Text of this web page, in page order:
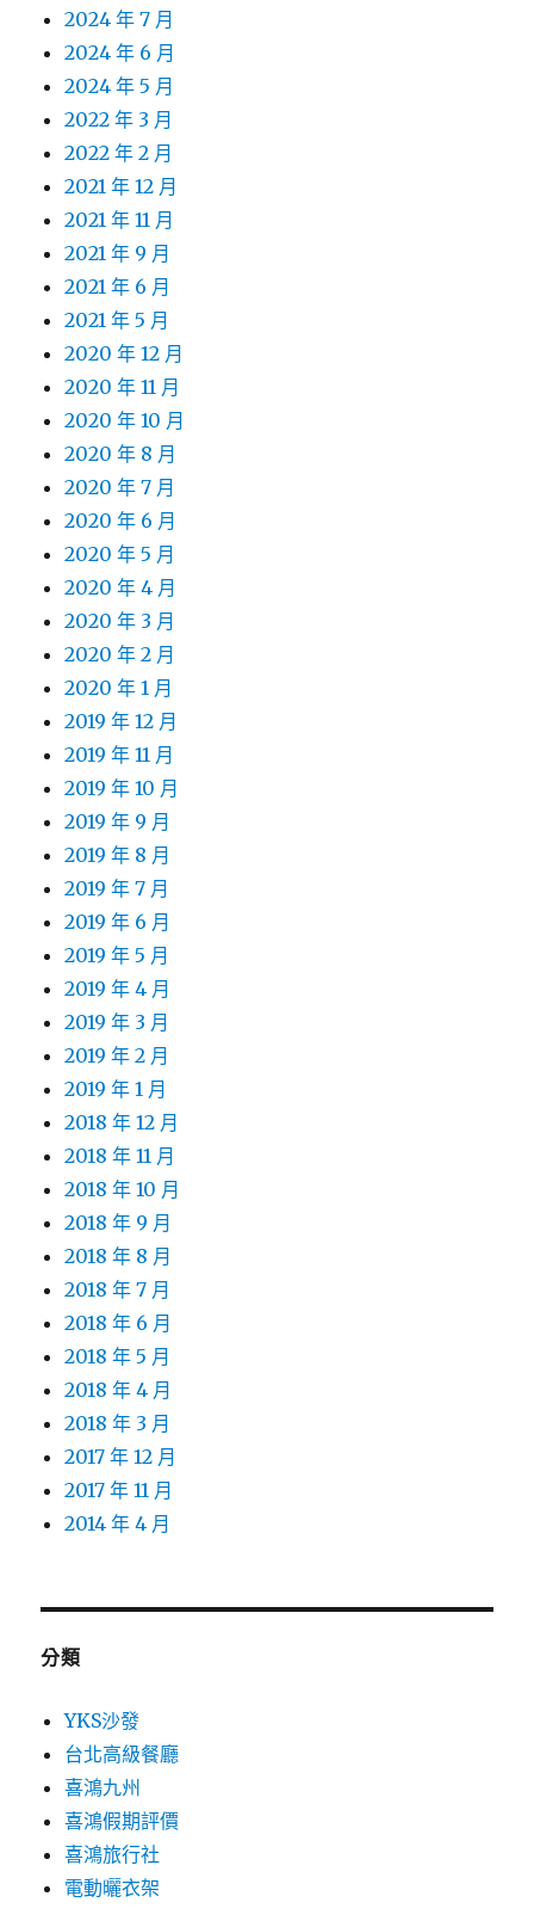
2024 年 7 月
2024 年 6 月
2024 年 5 月
2022 年 3 月
2022 年 2 月
2021 年 12 月
2021 年 11 月
2021 年 9 月
2021 年 6 月
2021 年 5 月
2020 年 12 月
2020 年 11 月
2020 年 10 月
2020 年 8 月
2020 年 7 月
2020 年 6 月
2020 年 5 月
2020 年 4 月
2020 年 3 月
2020 年 2 月
2020 年 1 月
2019 年 12 月
2019 年 11 月
2019 年 10 月
2019 年 9 月
2019 年 8 月
2019 年 7 月
2019 年 6 月
2019 年 5 月
2019 年 4 月
2019 年 3 月
2019 年 2 月
2019 年 1 月
2018 年 12 月
2018 年 11 月
2018 年 10 月
2018 年 9 月
2018 年 8 月
2018 年 7 月
2018 年 6 月
2018 年 5 月
2018 年 4 月
2018 年 3 月
2017 年 12 月
2017 年 11 月
2014 年 4 月
分類
YKS沙發
台北高級餐廳
喜鴻九州
喜鴻假期評價
喜鴻旅行社
電動曬衣架